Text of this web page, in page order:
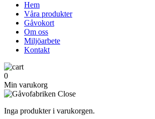
Hem
Våra produkter
Gåvokort
Om oss
Miljöarbete
Kontakt
0
Min varukorg
Inga produkter i varukorgen.